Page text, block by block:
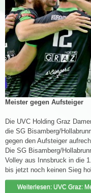
Meister gegen Aufsteiger
Die UVC Holding Graz
die SG Bisamberg/
gegen den Aufsteiger
Die SG Bisamberg/
Volley aus Innsbruck in die
bis jetzt noch keinen Sieg
Weiterlesen: UVC Graz: